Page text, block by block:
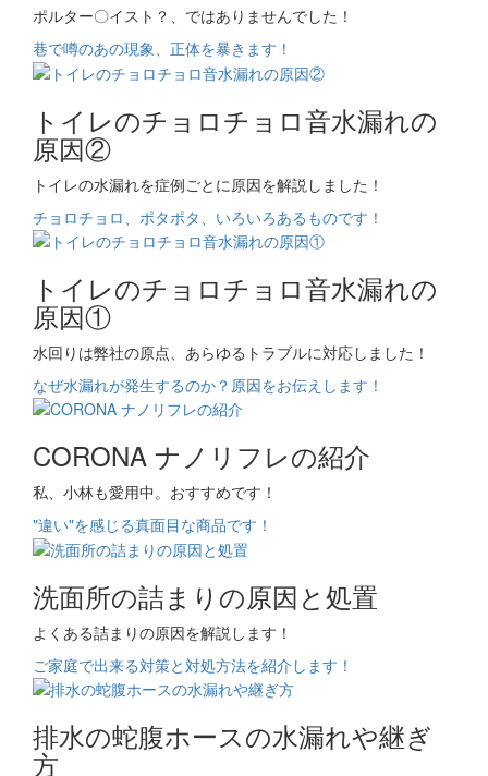
ポルター〇イスト？、ではありませんでした！
巷で噂のあの現象、正体を暴きます！
トイレのチョロチョロ音水漏れの
原因②
トイレの水漏れを症例ごとに原因を解説しました！
チョロチョロ、ポタポタ、いろいろあるものです！
トイレのチョロチョロ音水漏れの
原因①
水回りは弊社の原点、あらゆるトラブルに対応しました！
なぜ水漏れが発生するのか？原因をお伝えします！
CORONA ナノリフレの紹介
私、小林も愛用中。おすすめです！
"違い"を感じる真面目な商品です！
洗面所の詰まりの原因と処置
よくある詰まりの原因を解説します！
ご家庭で出来る対策と対処方法を紹介します！
排水の蛇腹ホースの水漏れや継ぎ
方